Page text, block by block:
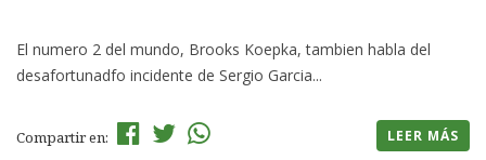
El numero 2 del mundo, Brooks Koepka, tambien habla del
desafortunadfo incidente de Sergio Garcia...
Compartir en: LEER MÁS